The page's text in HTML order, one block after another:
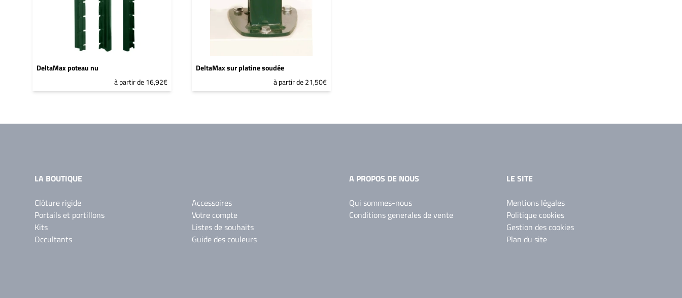
DeltaMax poteau nu
à partir de 16,92€
DeltaMax sur platine soudée
à partir de 21,50€
LA BOUTIQUE
Clôture rigide
Portails et portillons
Kits
Occultants
Accessoires
Votre compte
Listes de souhaits
Guide des couleurs
A PROPOS DE NOUS
Qui sommes-nous
Conditions generales de vente
LE SITE
Mentions légales
Politique cookies
Gestion des cookies
Plan du site